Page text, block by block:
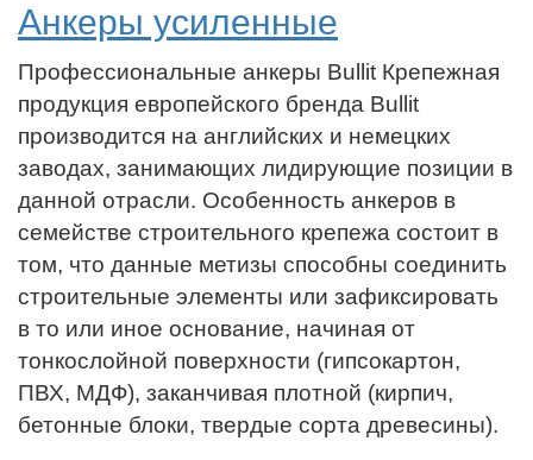
Анкеры усиленные
Профессиональные анкеры Bullit Крепежная
продукция европейского бренда Bullit
производится на английских и немецких
заводах, занимающих лидирующие позиции в
данной отрасли. Особенность анкеров в
семействе строительного крепежа состоит в
том, что данные метизы способны соединить
строительные элементы или зафиксировать
в то или иное основание, начиная от
тонкослойной поверхности (гипсокартон,
ПВХ, МДФ), заканчивая плотной (кирпич,
бетонные блоки, твердые сорта древесины).